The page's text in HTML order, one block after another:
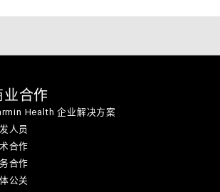
业合作
Health 企业解决方案
人员
合作
合作
公关